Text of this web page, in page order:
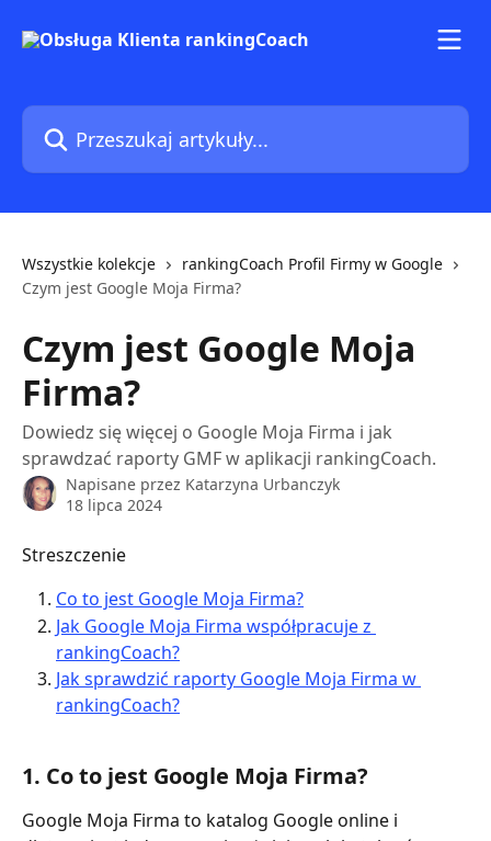
Przeszukaj artykuły...
Wszystkie kolekcje
rankingCoach Profil Firmy w Google
Czym jest Google Moja Firma?
Czym jest Google Moja
Firma?
Dowiedz się więcej o Google Moja Firma i jak
sprawdzać raporty GMF w aplikacji rankingCoach.
Napisane przez Katarzyna Urbanczyk
18 lipca 2024
Streszczenie
Co to jest Google Moja Firma?
Jak Google Moja Firma współpracuje z
rankingCoach?
Jak sprawdzić raporty Google Moja Firma w
rankingCoach?
1. Co to jest Google Moja Firma?
Google Moja Firma to katalog Google online i